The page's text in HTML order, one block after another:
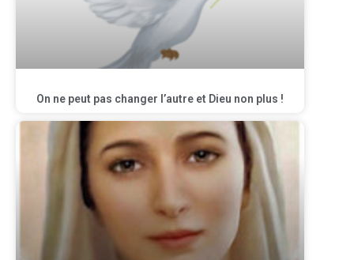
On ne peut pas changer l’autre et Dieu non plus !